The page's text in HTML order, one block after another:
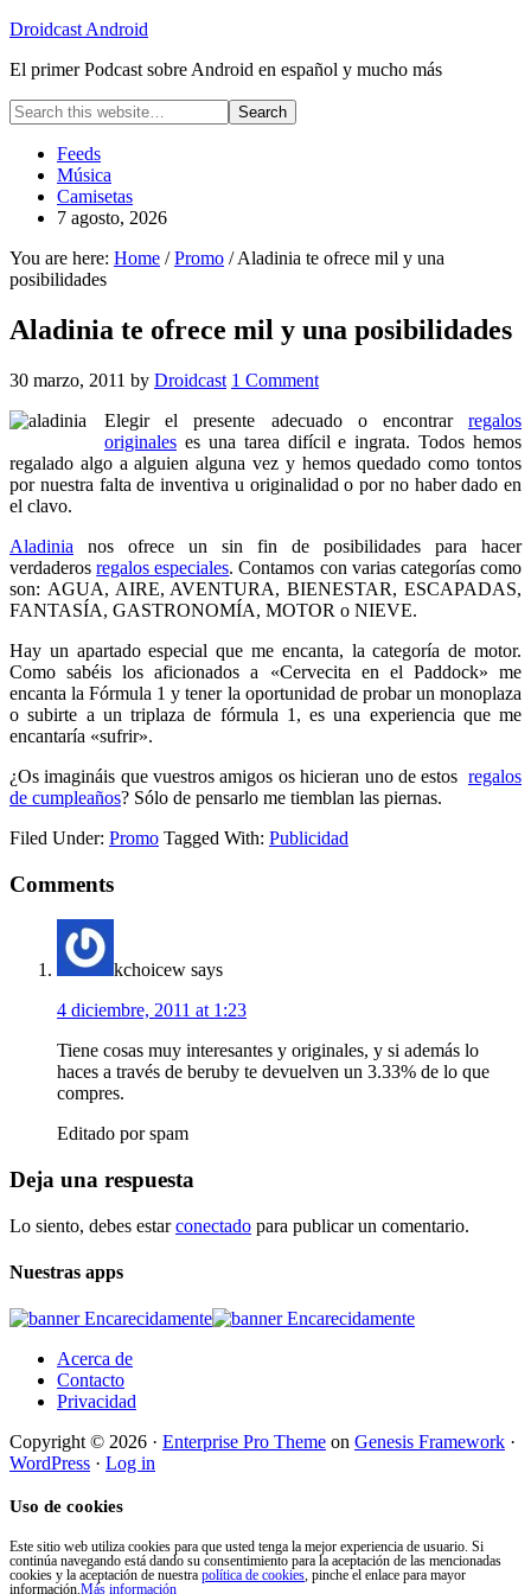
Droidcast Android
El primer Podcast sobre Android en español y mucho más
Feeds
Música
Camisetas
7 agosto, 2026
You are here: Home /Promo / Aladinia te ofrece mil y una
posibilidades
Aladinia te ofrece mil y una posibilidades
30 marzo, 2011 by Droidcast 1 Comment
Elegir el presente adecuado o encontrar regalos
originales es una tarea difícil e ingrata. Todos hemos
regalado algo a alguien alguna vez y hemos quedado como tontos
por nuestra falta de inventiva u originalidad o por no haber dado en
el clavo.
Aladinia nos ofrece un sin fin de posibilidades para hacer
verdaderosregalos especiales. Contamos con varias categorías como
son: AGUA, AIRE, AVENTURA, BIENESTAR, ESCAPADAS,
FANTASÍA, GASTRONOMÍA, MOTOR o NIEVE.
Hay un apartado especial que me encanta, la categoría de motor.
Como sabéis los aficionados a «Cervecita en el Paddock» me
encanta la Fórmula 1 y tener la oportunidad de probar un monoplaza
o subirte a un triplaza de fórmula 1, es una experiencia que me
encantaría «sufrir».
¿Os imagináis que vuestros amigos os hicieran uno de estos regalos
de cumpleaños? Sólo de pensarlo me tiemblan las piernas.
Filed Under: Promo Tagged With: Publicidad
Comments
kchoicew says
4 diciembre, 2011 at 1:23
Tiene cosas muy interesantes y originales, y si además lo
haces a través de beruby te devuelven un 3.33% de lo que
compres.
Editado por spam
Deja una respuesta
Lo siento, debes estarconectado para publicar un comentario.
Nuestras apps
Acerca de
Contacto
Privacidad
Copyright © 2026 · Enterprise Pro Theme on Genesis Framework ·
WordPress · Log in
Uso de cookies
Este sitio web utiliza cookies para que usted tenga la mejor experiencia de usuario. Si
continúa navegando está dando su consentimiento para la aceptación de las mencionadas
cookies y la aceptación de nuestra política de cookies, pinche el enlace para mayor
información.Más información